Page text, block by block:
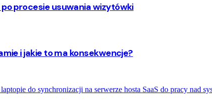
procesie usuwania wizytówki
i jakie to ma konsekwencje?